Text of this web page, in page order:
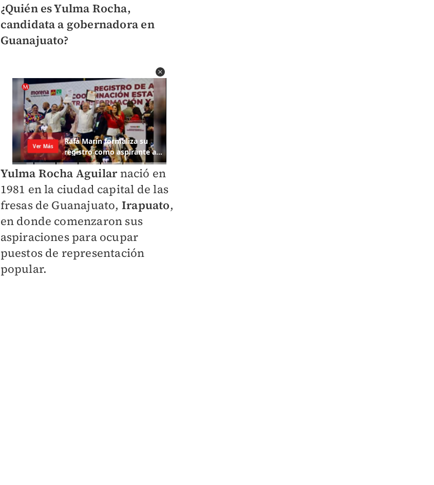
¿Quién es Yulma Rocha,
candidata a gobernadora en
Guanajuato?
Yulma Rocha Aguilarnació en
1981 en la ciudad capital de las
fresas de Guanajuato, Irapuato,
en donde comenzaron sus
aspiraciones para ocupar
puestos de representación
popular.